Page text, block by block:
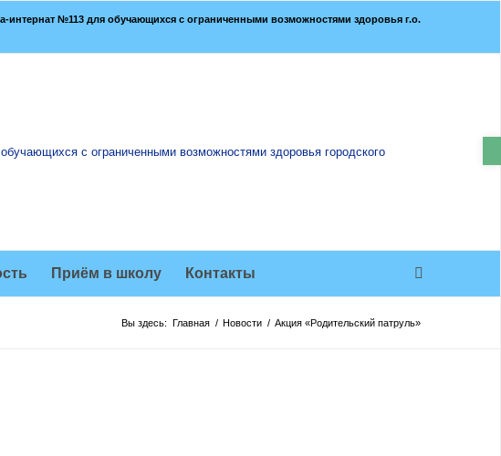
№113 для обучающихся с ограниченными возможностями здоровья г.о.
Приём в школу Контакты
Вы здесь: Главная / Новости / Акция «Родительский патруль»